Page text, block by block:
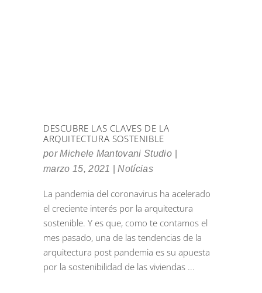
DESCUBRE LAS CLAVES DE LA
ARQUITECTURA SOSTENIBLE
porMichele Mantovani Studio
marzo 15, 2021
Notícias
La pandemia del coronavirus ha acelerado
el creciente interés por la arquitectura
sostenible. Y es que, como te contamos el
mes pasado, una de las tendencias de la
arquitectura post pandemia es su apuesta
por la sostenibilidad de las viviendas